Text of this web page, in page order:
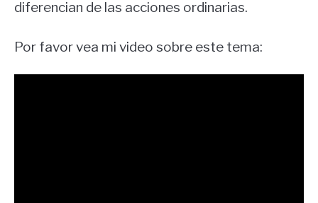
diferencian de las acciones ordinarias.
Por favor vea mi video sobre este tema: